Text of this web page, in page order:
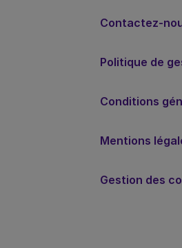
Contactez-
Politique de
Conditions
Mentions
Gestion des